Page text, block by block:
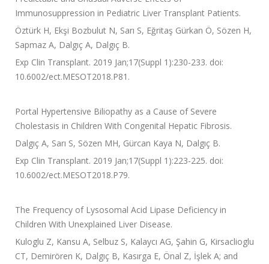
Immunosuppression in Pediatric Liver Transplant Patients.
Öztürk H, Ekşi Bozbulut N, Sarı S, Eğritaş Gürkan Ö, Sözen H,
Sapmaz A, Dalgıç A, Dalgıç B.
Exp Clin Transplant. 2019 Jan;17(Suppl 1):230-233. doi:
10.6002/ect.MESOT2018.P81.
Portal Hypertensive Biliopathy as a Cause of Severe
Cholestasis in Children With Congenital Hepatic Fibrosis.
Dalgıç A, Sarı S, Sözen MH, Gürcan Kaya N, Dalgıç B.
Exp Clin Transplant. 2019 Jan;17(Suppl 1):223-225. doi:
10.6002/ect.MESOT2018.P79.
The Frequency of Lysosomal Acid Lipase Deficiency in
Children With Unexplained Liver Disease.
Kuloglu Z, Kansu A, Selbuz S, Kalaycı AG, Şahin G, Kirsaclioglu
CT, Demirören K, Dalgıç B, Kasırga E, Önal Z, İşlek A; and